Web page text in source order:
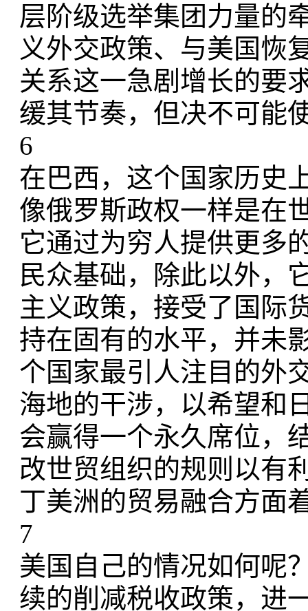
层阶级选举集团力量的
义外交政策、与美国恢
关系这一急剧增长的要
缓其节奏，但决不可能
6
在巴西，这个国家历史
像俄罗斯政权一样是在
它通过为穷人提供更多
民众基础，除此以外，
主义政策，接受了国际
持在固有的水平，并未
个国家最引人注目的外
海地的干涉，以希望和
会赢得一个永久席位，
改世贸组织的规则以有
丁美洲的贸易融合方面
7
美国自己的情况如何呢
续的削减税收政策，进